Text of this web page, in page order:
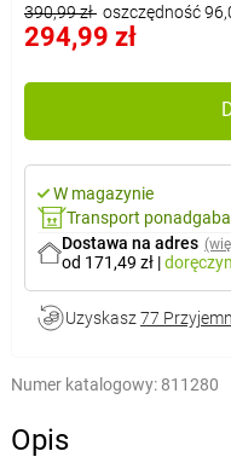
390,99 zł oszczędność
294,99 zł
W magazynie
Transport
Dostawa na adres
od 171,49 zł |
Uzyskasz 77
Numer katalogowy: 811280
Opis